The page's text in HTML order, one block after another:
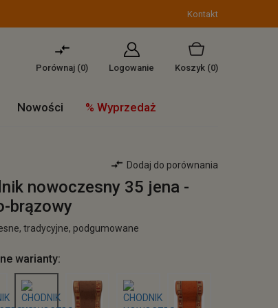
Kontakt
Porównaj (0) Logowanie Koszyk (0)
Nowości % Wyprzedaż
Dodaj do porównania
nowoczesny 35 jena -
brązowy
tradycyjne, podgumowane
warianty: